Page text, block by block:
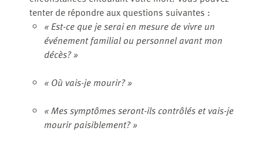
tenter de répondre aux questions suivantes :
« Est-ce que je serai en mesure de vivre un
événement familial ou personnel avant mon
décès? »
« Où vais-je mourir? »
« Mes symptômes seront-ils contrôlés et vais-je
mourir paisiblement? »